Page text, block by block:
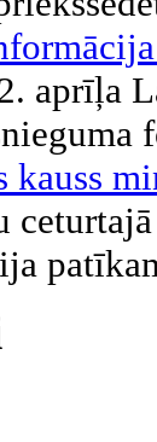
aprīļa
kauss